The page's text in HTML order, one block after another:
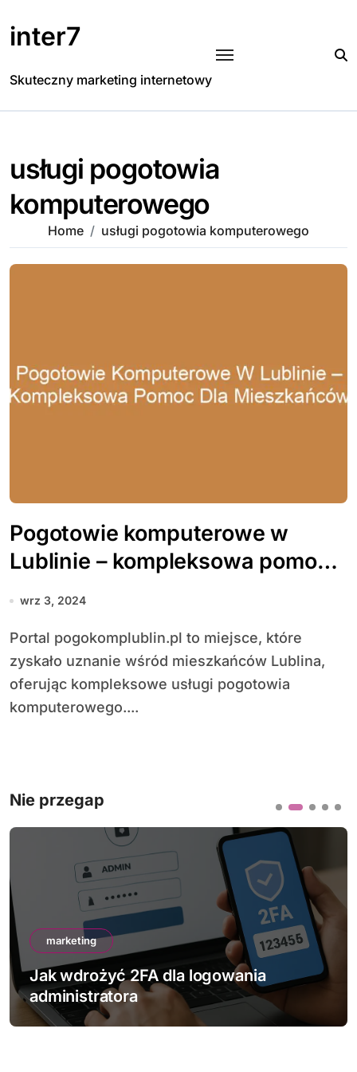
to
content
inter7
Skuteczny marketing internetowy
usługi pogotowia
komputerowego
Home usługi pogotowia komputerowego
Pogotowie komputerowe w
Lublinie – kompleksowa pomoc
dla mieszkańców
wrz 3, 2024
Portal pogokomplublin.pl to miejsce, które
zyskało uznanie wśród mieszkańców Lublina,
oferując kompleksowe usługi pogotowia
komputerowego....
Nie przegap
marketing
Jak wdrożyć 2FA dla logowania
administratora